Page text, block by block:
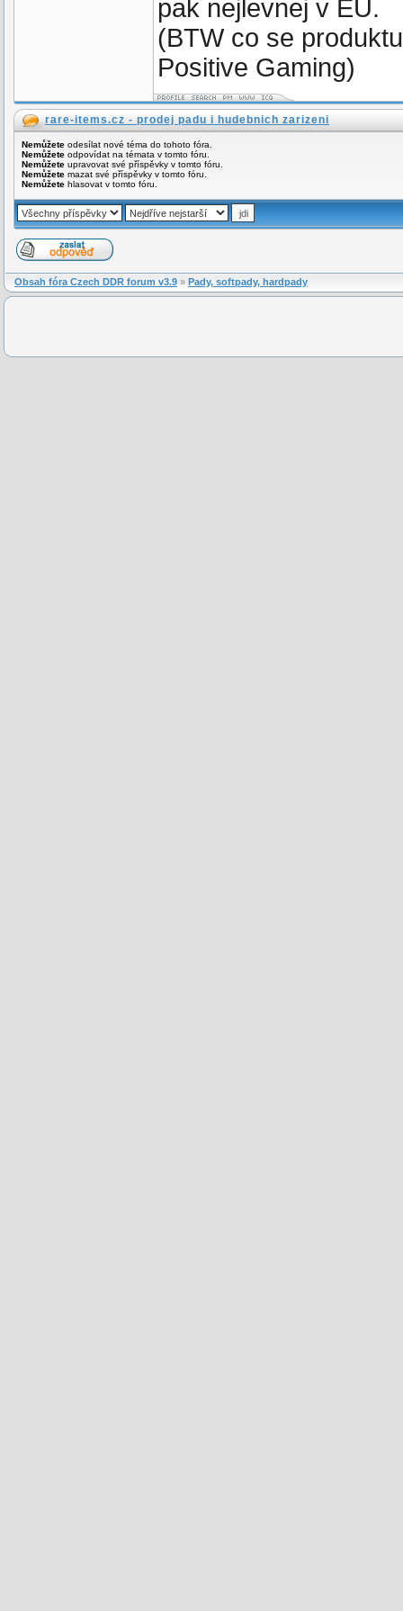
pak nejlevnej v EU.
(BTW co se
Positive Gaming)
rare-items.cz - prodej padu i hudebnich zarizeni
Nemůžete odesílat nové téma do tohoto fóra.
Nemůžete odpovídat na témata v tomto fóru.
Nemůžete upravovat své příspěvky v tomto fóru.
Nemůžete mazat své příspěvky v tomto fóru.
Nemůžete hlasovat v tomto fóru.
Obsah fóra Czech DDR forum v3.9 » Pady, softpady, hardpady